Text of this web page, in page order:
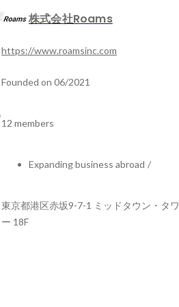
株式会社Roams
https://www.roamsinc.com
Founded on 06/2021
12 members
Expanding business abroad /
東京都港区赤坂9-7-1 ミッドタウン・タワ
ー 18F